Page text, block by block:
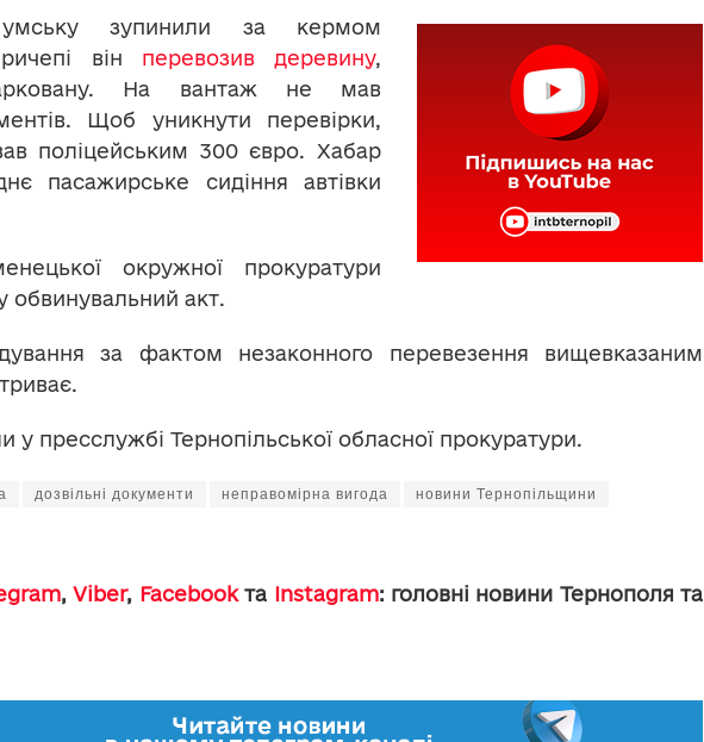
зупинили за кермом
він перевозив деревину,
На вантаж не мав
Щоб уникнути перевірки,
поліцейським 300 євро. Хабар
пасажирське сидіння автівки
окружної прокуратури
обвинувальний акт.
за фактом незаконного перевезення вищевказаним
у пресслужбі Тернопільської обласної прокуратури.
дозвільні документи неправомірна вигода новини Тернопільщини
,Viber, Facebookта Instagram: головні новини Тернополя та